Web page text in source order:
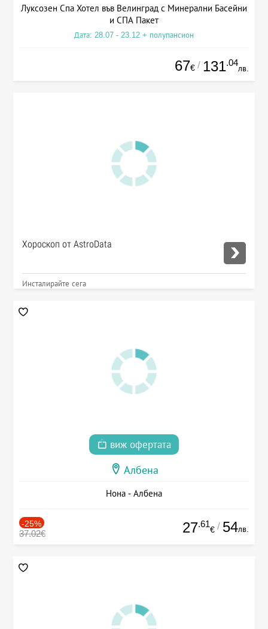
Луксозен Спа Хотел във Велинград с Минерални Басейни
и СПА Пакет
Дата: 28.07 - 23.12 + полупансион
67€ / 131.04
лв.
Хороскоп от AstroData
Инсталирайте сега
виж офертата
Албена
Нона - Албена
-25%
37.02€ 27.61
€ / 54лв.